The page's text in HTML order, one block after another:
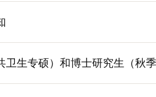
生专硕）和博士研究生（秋